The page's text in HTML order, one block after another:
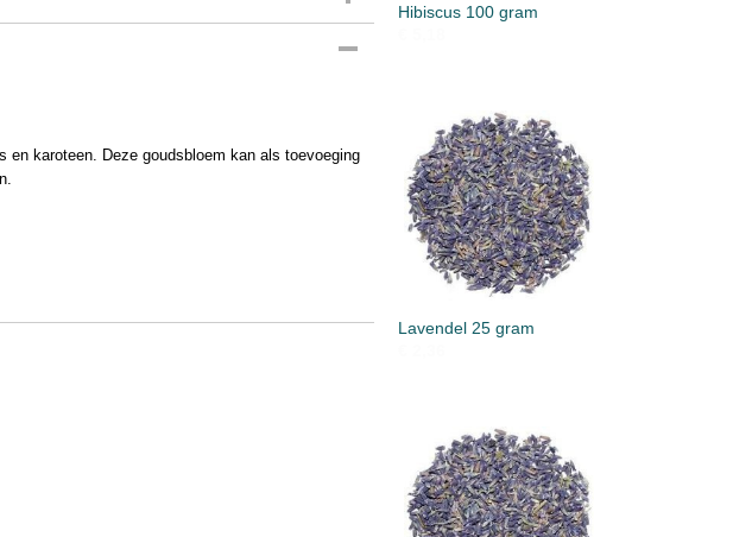
en karoteen. Deze goudsbloem kan als toevoeging
Hibiscus 100 gram
Lavendel 25 gram